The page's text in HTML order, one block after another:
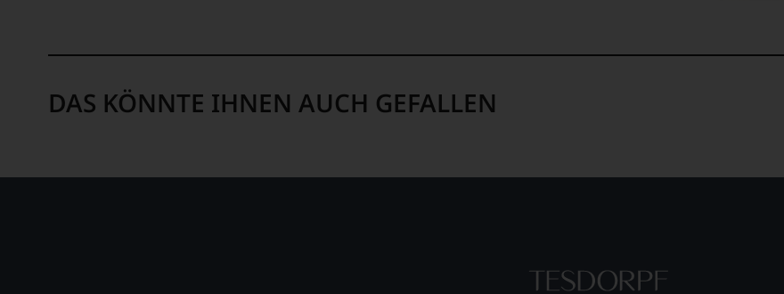
schwer
ist
oder
vorbeigeht.
DAS KÖNNTE IHNEN AUCH GEFALLEN